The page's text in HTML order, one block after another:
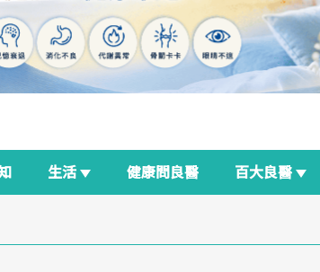
生活 健康問良醫 百大良醫
良醫生活祭